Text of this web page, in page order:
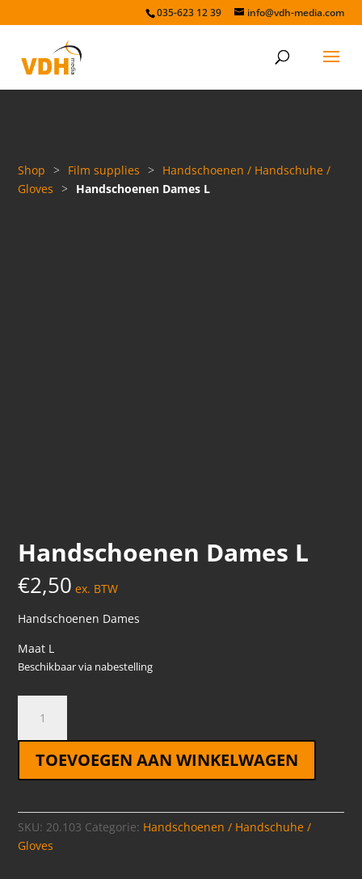
035-623 12 39 info@vdh-media.com
Shop > Film supplies > Handschoenen / Handschuhe /
Gloves
> Handschoenen Dames L
Handschoenen Dames L
€2,50 ex. BTW
Handschoenen Dames
Maat L
Beschikbaar via nabestelling
Dames
L
aantal
TOEVOEGEN AAN WINKELWAGEN
SKU: 20.103 Categorie: Handschoenen / Handschuhe /
Gloves